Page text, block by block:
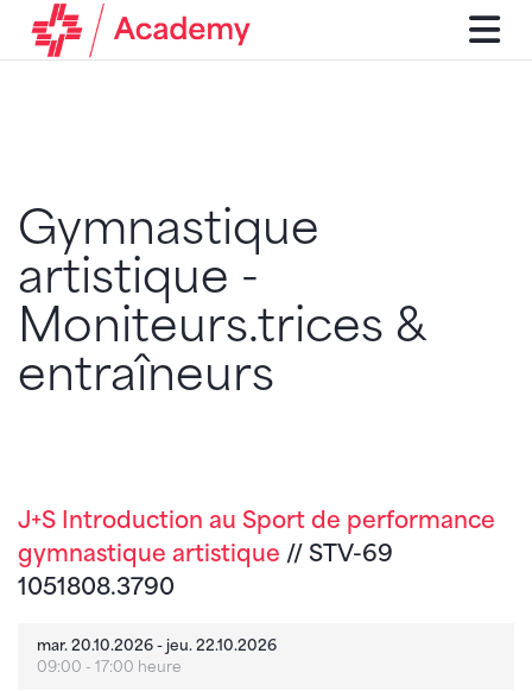
Gymnastique
artistique -
Moniteurs.trices &
entraîneurs
J+S Introduction au Sport de performance
gymnastique artistique // STV-69
1051808.3790
mar. 20.10.2026 - jeu. 22.10.2026
09:00 - 17:00 heure